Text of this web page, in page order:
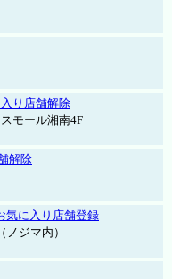
り店舗解除
モール湘南4F
解除
気に入り店舗登録
ジマ内）